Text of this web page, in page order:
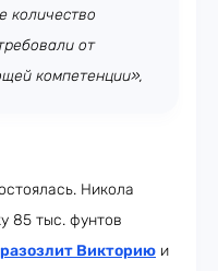
количество
от
компетенции»,
Никола
85 тыс. фунтов
разозлит Викторию и